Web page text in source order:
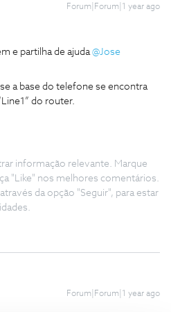
Forum|Forum|1 year ago
e partilha ​de ajuda@Jose
a base do telefone se encontra
do router.
informação relevante. Marque
"Like" nos melhores comentários.
da opção "Seguir", para estar
Forum|Forum|1 year ago